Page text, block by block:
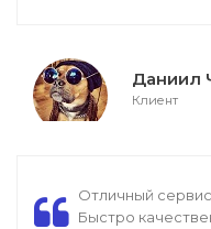
Даниил
Клиент
Отличный
Быстро